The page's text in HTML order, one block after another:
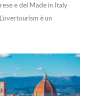
e del Made in Italy
è un